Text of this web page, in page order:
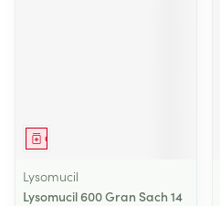
Geneesmiddel
Lysomucil
Lysomucil 600 Gran Sach 14